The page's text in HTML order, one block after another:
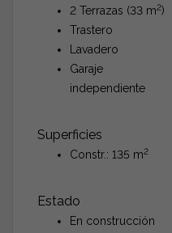
2 Terrazas (33 m2)
Trastero
Lavadero
Garaje
independiente
Superficies
Constr.: 135 m2
Estado
En construcción